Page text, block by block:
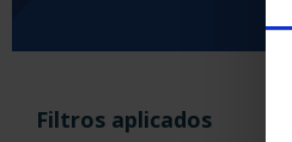
Filtros aplicados